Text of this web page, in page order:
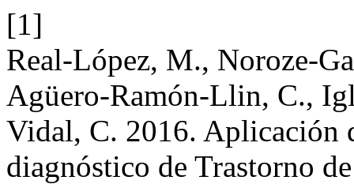
[1]
Real-López, M., Noroze-
Agüero-Ramón-Llin, C.,
Vidal, C. 2016. Aplicación
diagnóstico de Trastorno